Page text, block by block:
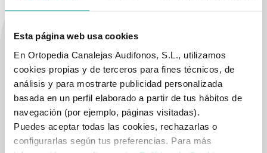
Esta página web usa cookies
En Ortopedia Canalejas Audifonos, S.L., utilizamos
cookies propias y de terceros para fines técnicos, de
análisis y para mostrarte publicidad personalizada
basada en un perfil elaborado a partir de tus hábitos de
navegación (por ejemplo, páginas visitadas).
Puedes aceptar todas las cookies, rechazarlas o
configurarlas según tus preferencias. Para más
una cama o al tenermovilidad reducida
manera en la que se afronta lahigiene personal.Hay ocasiones
en que estas dolencias pueden dificultarla o impedirla. Por eso
el uso de todos estos artículos le permitirá no tener que
renunciar a su aseo personal.
Por norma general, es una tarea que requiere de la